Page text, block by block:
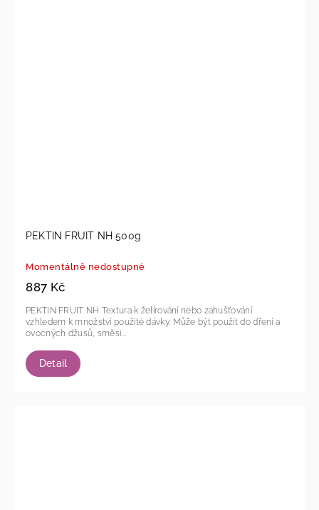
PEKTIN FRUIT NH 500g
Momentálně nedostupné
887 Kč
Detail
PEKTIN FRUIT NH Textura k želírování nebo zahušťování
vzhledem k množství použité dávky. Může být použit do dření a
ovocných džusů, směsi...